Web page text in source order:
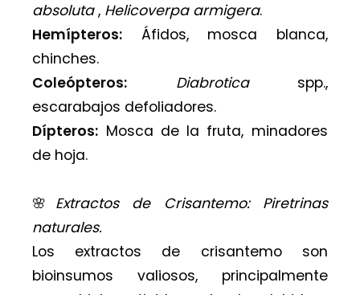
absoluta, Helicoverpa armigera.
Hemípteros: Áfidos, mosca blanca,
chinches.
Coleópteros:
Diabroticaspp.,
escarabajos defoliadores.
Dípteros: Mosca de la fruta, minadores
de hoja.
🌸 Extractos de Crisantemo: Piretrinas
naturales.
Los extractos de crisantemo son
bioinsumos valiosos, principalmente